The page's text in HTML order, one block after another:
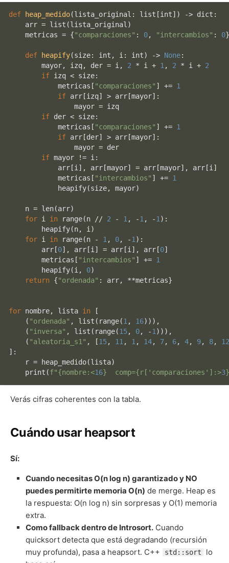
def heap_medido(lista_original: list [int] ) -> dict :
    arr =
list (lista_original)
    metricas = {
"comparaciones" : 0, "intercambios" : 0
def heapify(size: int , i: int) -> None:
        mayor, izq, der = i,
2 * i + 1, 2 * i + 2
if izq < size:
            metricas[
"comparaciones" ] += 1
if arr[izq] > arr[mayor]:
                mayor = izq
if der < size:
            metricas[
"comparaciones" ] += 1
if arr[der] > arr[mayor]:
                mayor = der
if mayor != i:
            arr[i], arr[mayor] = arr[mayor], arr[i]
            metricas[
"intercambios" ] += 1
            heapify(size, mayor)
    n =
len(arr)
for i in range(n // 2 - 1, -1, -1):
        heapify(n, i)
for i in range(n - 1, 0, -1):
        arr[
0], arr[i] = arr[i], arr[0]
        metricas[
"intercambios" ] += 1
        heapify(i,
0)
return {"ordenada" : arr, **metricas}
for nombre, lista in [
    (
"ordenada" , list ( range(1, 16))),
    (
"inversa" , list ( range(15, 0, -1))),
    (
"aleatoria_s1" , [15, 11, 1, 14, 7, 6, 4, 9, 8,
]:
    r = heap_medido(lista)
print (f"{nombre:<16}
  comp=
{r[ 'comparaciones' ]:>3
Verás cifras coherentes con la tabla.
Cuándo usar heapsort
Sí:
Cuando necesitas O(n log n) garantizado y NO
puedes permitirte memoria O(n) de merge. Heap es
la respuesta: O(n log n) sin sorpresas y O(1) memoria
extra.
Como fallback dentro de Introsort. Cuando
quicksort detecta que está degradando (recursión
muy profunda), pasa a heapsort. C++
std::sort
lo